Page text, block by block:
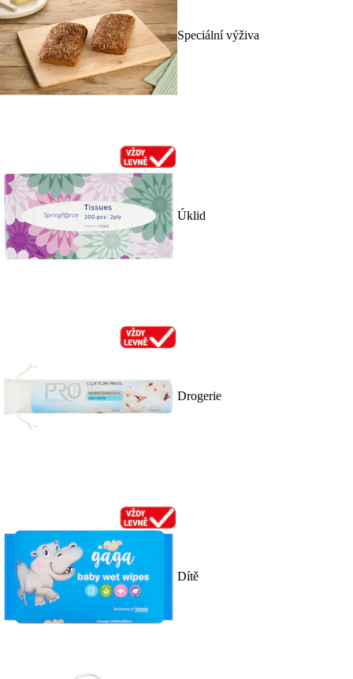
Speciální výživa
Úklid
Drogerie
Dítě